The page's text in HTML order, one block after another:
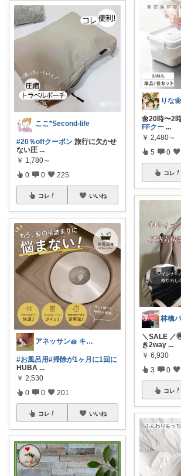
ここ*Second-life
#20％offクーポン 旅行に欠かせ
ない圧 ...
￥ 1,780～
0 0 225
コレ いいね
アネッサン🧺 キッチンと暮らしの実用品
#お風呂用#掃除が1ヶ月に1回に
HUBA ...
￥ 2,530
0 0 201
コレ いいね
🌼20時〜2
FFクー ...
￥ 2,480～
5 0
コレ
林檎
＼SALE ／
き2way ...
￥ 6,930
3 0
コレ